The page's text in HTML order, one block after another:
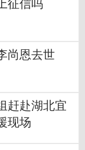
征信吗
尚恩去世
赶赴湖北宜
现场